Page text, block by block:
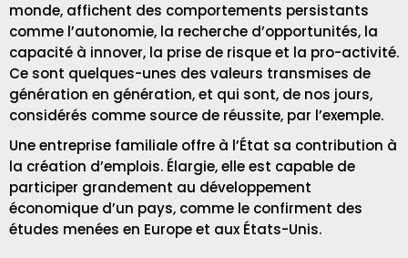
monde, affichent des comportements persistants
comme l’autonomie, la recherche d’opportunités, la
capacité à innover, la prise de risque et la pro-activité.
Ce sont quelques-unes des valeurs transmises de
génération en génération, et qui sont, de nos jours,
considérés comme source de réussite, par l’exemple.
Une entreprise familiale offre à l’État sa contribution à
la création d’emplois. Élargie, elle est capable de
participer grandement au développement
économique d’un pays, comme le confirment des
études menées en Europe et aux États-Unis.